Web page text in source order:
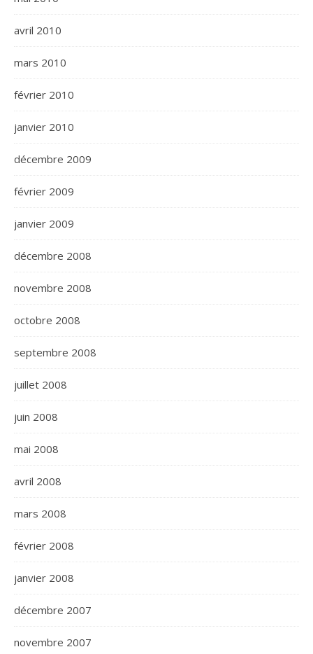
avril 2010
mars 2010
février 2010
janvier 2010
décembre 2009
février 2009
janvier 2009
décembre 2008
novembre 2008
octobre 2008
septembre 2008
juillet 2008
juin 2008
mai 2008
avril 2008
mars 2008
février 2008
janvier 2008
décembre 2007
novembre 2007